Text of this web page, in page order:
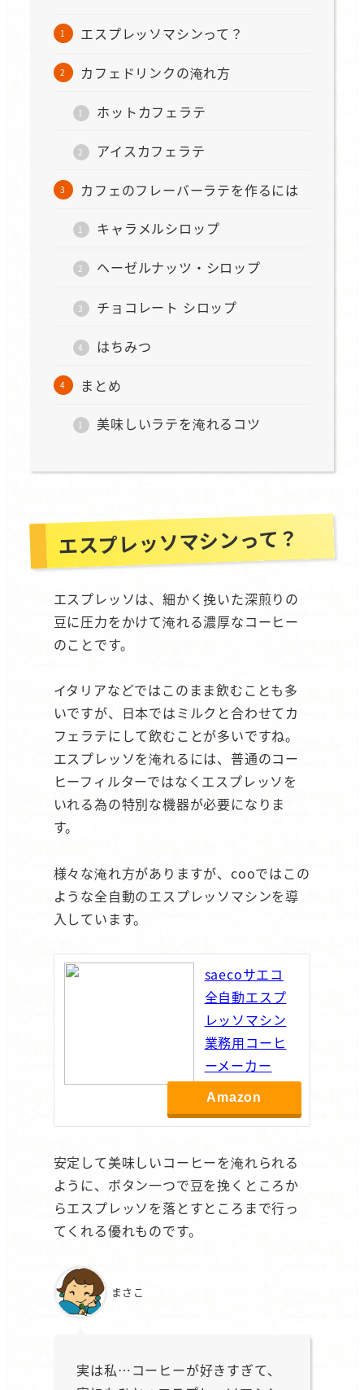
エスプレッソマシンって？
カフェドリンクの淹れ方
ホットカフェラテ
アイスカフェラテ
カフェのフレーバーラテを作るには
キャラメルシロップ
ヘーゼルナッツ・シロップ
チョコレート シロップ
はちみつ
まとめ
美味しいラテを淹れるコツ
エスプレッソマシンって？
エスプレッソは、細かく挽いた深煎りの
豆に圧力をかけて淹れる濃厚なコーヒー
のことです。
イタリアなどではこのまま飲むことも多
いですが、日本ではミルクと合わせてカ
フェラテにして飲むことが多いですね。
エスプレッソを淹れるには、普通のコー
ヒーフィルターではなくエスプレッソを
いれる為の特別な機器が必要になりま
す。
様々な淹れ方がありますが、cooではこの
ような全自動のエスプレッソマシンを導
入しています。
saecoサエコ
全自動エスプ
レッソマシン
業務用コーヒ
ーメーカー
Lirikaリリカ
SUP041
Amazon
安定して美味しいコーヒーを淹れられる
ように、ボタン一つで豆を挽くところか
らエスプレッソを落とすところまで行っ
てくれる優れものです。
まさこ
実は私…コーヒーが好きすぎて、